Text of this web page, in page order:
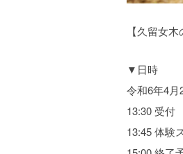
【久留女
▼日時
令和6年4月
13:30 受付
13:45 体験